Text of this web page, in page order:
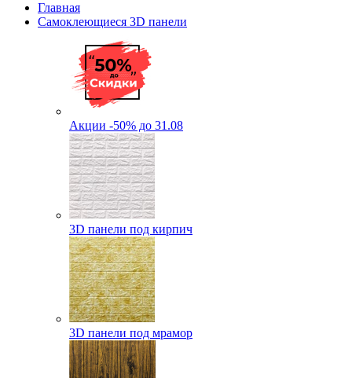
Главная
Самоклеющиеся 3D панели
Акции -50% до 31.08
3D панели под кирпич
3D панели под мрамор